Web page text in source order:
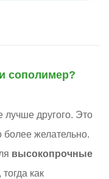
сополимер?
другого. Это
более желательно.
высокопрочные
, тогда как